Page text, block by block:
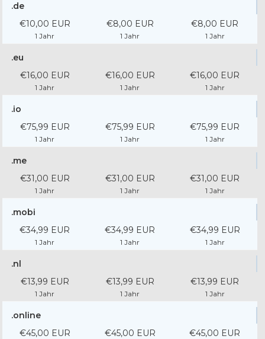
.de
€10,00 EUR
1 Jahr
€8,00 EUR
1 Jahr
€8,00 EUR
1 Jahr
.eu
€16,00 EUR
1 Jahr
€16,00 EUR
1 Jahr
€16,00 EUR
1 Jahr
.io
€75,99 EUR
1 Jahr
€75,99 EUR
1 Jahr
€75,99 EUR
1 Jahr
.me
€31,00 EUR
1 Jahr
€31,00 EUR
1 Jahr
€31,00 EUR
1 Jahr
.mobi
€34,99 EUR
1 Jahr
€34,99 EUR
1 Jahr
€34,99 EUR
1 Jahr
.nl
€13,99 EUR
1 Jahr
€13,99 EUR
1 Jahr
€13,99 EUR
1 Jahr
.online
€45,00 EUR
€45,00 EUR €45,00 EUR